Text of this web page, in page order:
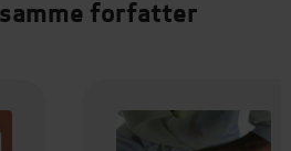
forfatter